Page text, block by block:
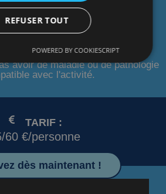
Nous proposons également des
trajets domicile-travail
NÉCESSAIRE :
avoir de maladie ou de pathologie
avec l'activité.
TARIF :
60 €/personne
dès maintenant !
REFUSER TOUT
POWERED BY COOKIESCRIPT